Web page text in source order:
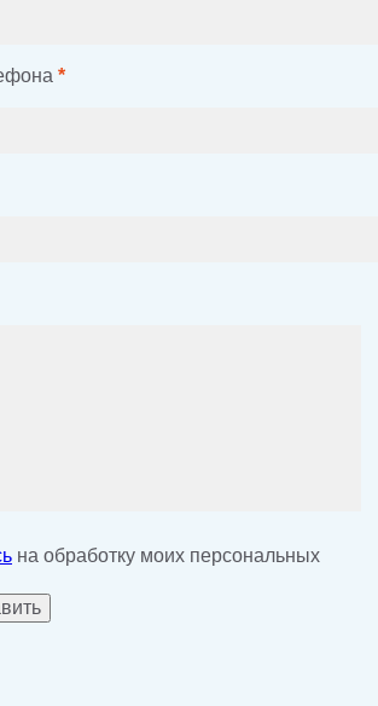
*
на обработку моих персональных